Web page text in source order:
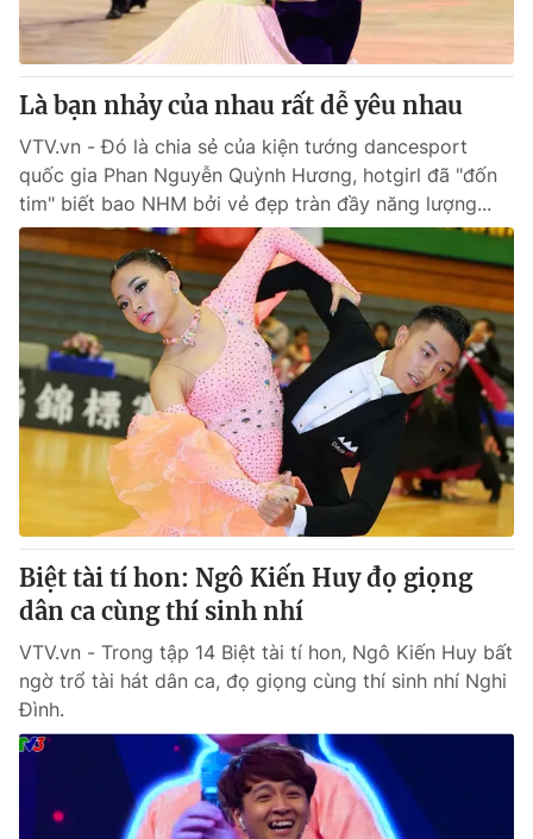
Thị trường
Tư vấn
Lịch phát sóng
Chuyên mục khác
Emagazine Podcast
Photo Infographic
Video Shorts video
VTV Money VTV Thể thao
VTV Sức khoẻ Bất động sản
Thị trường 24h Tấm lòng Việt
VTV4 Vươn mình bằng AI
Liên hệ tòa soạn English
THỜI BÁO VTV
Là bạn nhảy của nhau rất dễ yêu nhau
VTV.vn - Đó là chia sẻ của kiện tướng dancesport
quốc gia Phan Nguyễn Quỳnh Hương, hotgirl đã "đốn
tim" biết bao NHM bởi vẻ đẹp tràn đầy năng lượng...
Biệt tài tí hon: Ngô Kiến Huy đọ giọng
dân ca cùng thí sinh nhí
VTV.vn - Trong tập 14 Biệt tài tí hon, Ngô Kiến Huy bất
ngờ trổ tài hát dân ca, đọ giọng cùng thí sinh nhí Nghi
Đình.